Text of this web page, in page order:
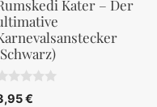
Kater – Der
€